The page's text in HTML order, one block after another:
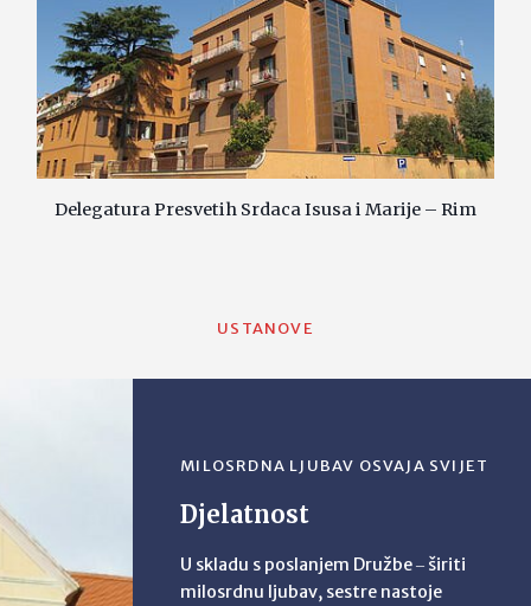
Delegatura Presvetih Srdaca Isusa i Marije – Rim
USTANOVE
MILOSRDNA LJUBAV OSVAJA SVIJET
Djelatnost
U skladu s poslanjem Družbe ‒ širiti
milosrdnu ljubav, sestre nastoje